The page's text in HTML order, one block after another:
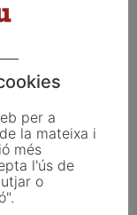
per a
la mateixa i
més
l'ús de
o